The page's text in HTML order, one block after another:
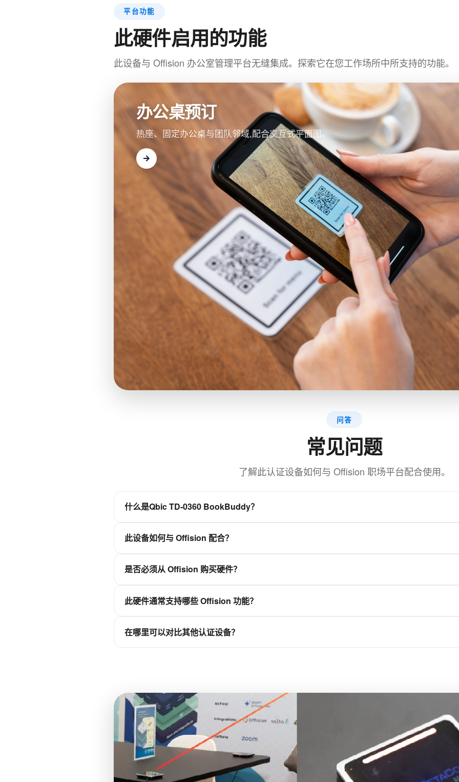
平台功能
此硬件启用的功能
此设备与 Offision 办公室管理平台无缝集成。探索它在您工作场所中所支持的功能。
办公桌预订
热座、固定办公桌与团队邻域,配合交互式平面图。
问答
常见问题
了解此认证设备如何与 Offision 职场平台配合使用。
什么是Qbic TD-0360 BookBuddy？
此设备如何与 Offision 配合？
持同步，而非作为独立的排程应用。
是否必须从 Offision 购买硬件？
连接到您的 Offision 租户。
此硬件通常支持哪些 Offision 功能？
请查看本页相关平台功能，了解此型号所支持的能力。
在哪里可以对比其他认证设备？